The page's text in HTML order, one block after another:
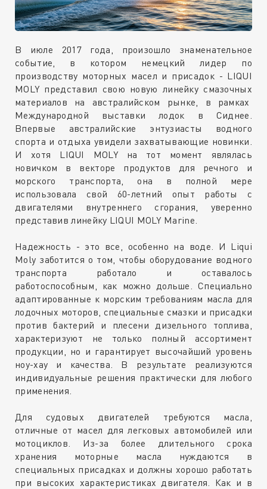
В июле 2017 года, произошло знаменательное
событие, в котором немецкий лидер по
производству моторных масел и присадок - LIQUI
MOLY представил свою новую линейку смазочных
материалов на австралийском рынке, в рамках
Международной выставки лодок в Сиднее.
Впервые австралийские энтузиасты водного
спорта и отдыха увидели захватывающие новинки.
И хотя LIQUI MOLY на тот момент являлась
новичком в векторе продуктов для речного и
морского транспорта, она в полной мере
использовала свой 60-летний опыт работы с
двигателями внутреннего сгорания, уверенно
представив линейку LIQUI MOLY Marine.
Надежность - это все, особенно на воде. И Liqui
Moly заботится о том, чтобы оборудование водного
транспорта работало и оставалось
работоспособным, как можно дольше. Специально
адаптированные к морским требованиям масла для
лодочных моторов, специальные смазки и присадки
против бактерий и плесени дизельного топлива,
характеризуют не только полный ассортимент
продукции, но и гарантирует высочайший уровень
ноу-хау и качества. В результате реализуются
индивидуальные решения практически для любого
применения.
Для судовых двигателей требуются масла,
отличные от масел для легковых автомобилей или
мотоциклов. Из-за более длительного срока
хранения моторные масла нуждаются в
специальных присадках и должны хорошо работать
при высоких характеристиках двигателя. Как и в